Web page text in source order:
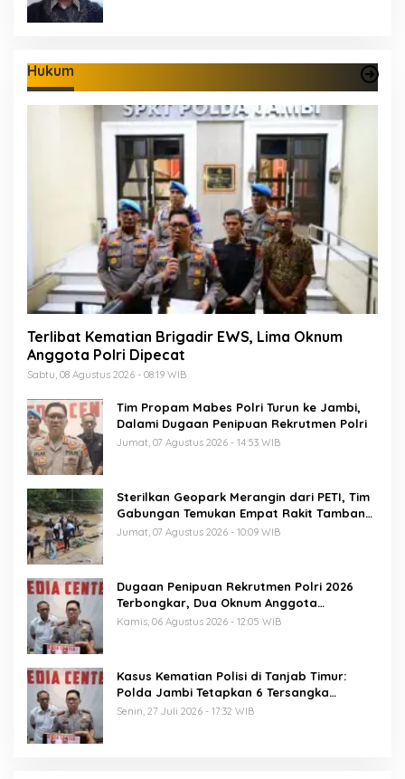
Hukum
Terlibat Kematian Brigadir EWS, Lima Oknum
Anggota Polri Dipecat
Sabtu, 08 Agustus 2026 - 08:19 WIB
Tim Propam Mabes Polri Turun ke Jambi,
Dalami Dugaan Penipuan Rekrutmen Polri
Jumat, 07 Agustus 2026 - 14:53 WIB
Sterilkan Geopark Merangin dari PETI, Tim
Gabungan Temukan Empat Rakit Tambang
Ilegal
Jumat, 07 Agustus 2026 - 10:09 WIB
Dugaan Penipuan Rekrutmen Polri 2026
Terbongkar, Dua Oknum Anggota
Diamankan Propam Polda Jambi
Kamis, 06 Agustus 2026 - 12:05 WIB
Kasus Kematian Polisi di Tanjab Timur:
Polda Jambi Tetapkan 6 Tersangka
Termasuk 5 Anggota Polri
Senin, 27 Juli 2026 - 17:32 WIB